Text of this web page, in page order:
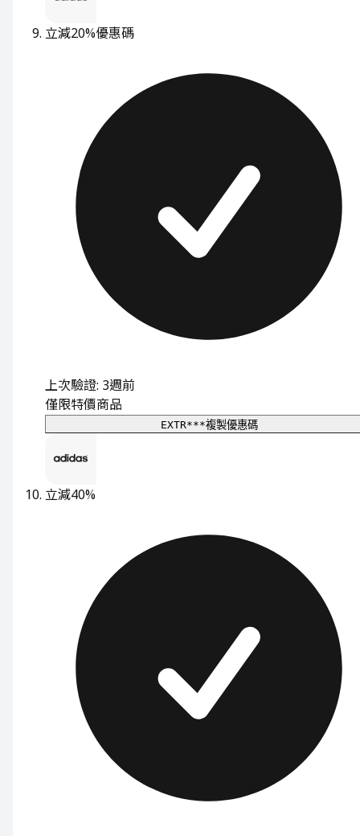
立減20%優惠碼
上次驗證: 3週前
僅限特價商品
EXTR***複製優惠碼
立減40%